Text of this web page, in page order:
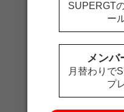
SUPERGT
ー
メンバ
月替わりで
プ